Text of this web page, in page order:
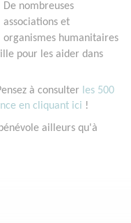
De nombreuses
associations et
organismes humanitaires
pour les aider dans
à consulter les 500
en cliquant ici !
ailleurs qu'à